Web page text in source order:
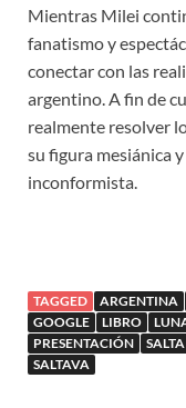
Mientras Milei
fanatismo y
conectar con las
argentino. A fin de
realmente resolver
su figura mesiánica
inconformista.
TAGGED ARGENTINA
GOOGLE
LIBRO
PRESENTACIÓN
SALTA
SALTAVA